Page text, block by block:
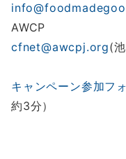
AWCP
cfnet@awcpj.org(
キャンペーン参加フ
約3分）